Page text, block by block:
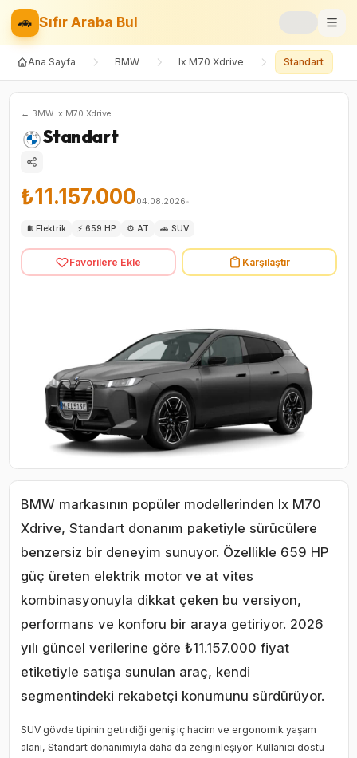
🚗 Sıfır Araba Bul
Markalar
Fiyat Listesi
📝Blog
⚡
🚙SUV
Karşılaştır
Ana Sayfa BMW Ix M70 Xdrive Standart
← BMW Ix M70 Xdrive
Standart
₺11.157.00004.08.2026•
⛽ Elektrik ⚡ 659 HP ⚙️ AT 🚗 SUV
Favorilere Ekle Karşılaştır
BMW markasının popüler modellerinden Ix M70
Xdrive, Standart donanım paketiyle sürücülere
benzersiz bir deneyim sunuyor. Özellikle 659 HP
güç üreten elektrik motor ve at vites
kombinasyonuyla dikkat çeken bu versiyon,
performans ve konforu bir araya getiriyor. 2026
yılı güncel verilerine göre ₺11.157.000 fiyat
etiketiyle satışa sunulan araç, kendi
segmentindeki rekabetçi konumunu sürdürüyor.
SUV gövde tipinin getirdiği geniş iç hacim ve ergonomik yaşam
alanı, Standart donanımıyla daha da zenginleşiyor. Kullanıcı dostu